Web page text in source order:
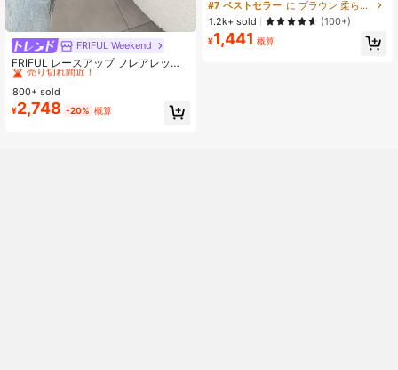
FRIFUL Weekend
FRIFUL レースアップ フレアレッグ
ジーンズ ポケット付き レディース
フレアパンツ
#4 ベストセラー
に ママフィット 女性用デニム
売り切れ間近！
#4 ベストセラー
売り切れ間近！
#4 ベストセラー
売り切れ間近！
#4 ベストセラー
800+ sold
¥2,748 -20% 概算
チ ノースリーブ シフォン ブラウン
レオパード柄 フリルトリム シングル
ブレスト シャツ レディース、ブラウ
ン チェック柄、夏、エレガント、ホ
#7 ベストセラー
に ブラウン 柔らかなオフィスブラウス
1.2k+ sold
(100+)
¥1,441 概算